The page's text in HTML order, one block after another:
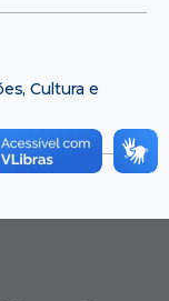
Cultura e